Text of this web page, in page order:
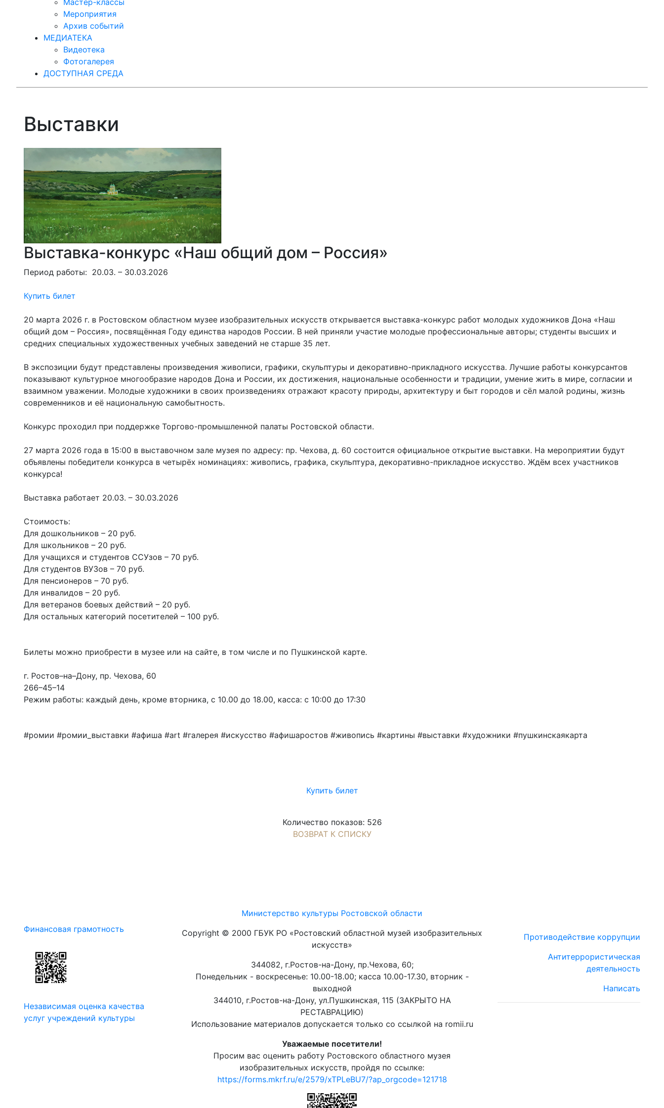
Мастер-классы
Мероприятия
Архив событий
МЕДИАТЕКА
Видеотека
Фотогалерея
ДОСТУПНАЯ СРЕДА
Выставки
Выставка-конкурс «Наш общий дом – Россия»
Период работы: 20.03. – 30.03.2026
Купить билет
20 марта 2026 г. в Ростовском областном музее изобразительных искусств открывается выставка-конкурс работ молодых художников Дона «Наш
общий дом – Россия», посвящённая Году единства народов России. В ней приняли участие молодые профессиональные авторы; студенты высших и
средних специальных художественных учебных заведений не старше 35 лет.
В экспозиции будут представлены произведения живописи, графики, скульптуры и декоративно-прикладного искусства. Лучшие работы конкурсантов
показывают культурное многообразие народов Дона и России, их достижения, национальные особенности и традиции, умение жить в мире, согласии и
взаимном уважении. Молодые художники в своих произведениях отражают красоту природы, архитектуру и быт городов и сёл малой родины, жизнь
современников и её национальную самобытность.
Конкурс проходил при поддержке Торгово-промышленной палаты Ростовской области.
27 марта 2026 года в 15:00 в выставочном зале музея по адресу: пр. Чехова, д. 60 состоится официальное открытие выставки. На мероприятии будут
объявлены победители конкурса в четырёх номинациях: живопись, графика, скульптура, декоративно-прикладное искусство. Ждём всех участников
конкурса!
Выставка работает 20.03. – 30.03.2026
Стоимость:
Для дошкольников – 20 руб.
Для школьников – 20 руб.
Для учащихся и студентов ССУзов – 70 руб.
Для студентов ВУЗов – 70 руб.
Для пенсионеров – 70 руб.
Для инвалидов – 20 руб.
Для ветеранов боевых действий – 20 руб.
Для остальных категорий посетителей – 100 руб.
Билеты можно приобрести в музее или на сайте, в том числе и по Пушкинской карте.
г. Ростов–на–Дону, пр. Чехова, 60
266–45–14
Режим работы: каждый день, кроме вторника, с 10.00 до 18.00, касса: с 10:00 до 17:30
#ромии #ромии_выставки #афиша #art #галерея #искусство #афишаростов #живопись #картины #выставки #художники #пушкинскаякарта
Купить билет
Количество показов: 526
ВОЗВРАТ К СПИСКУ
Финансовая грамотность
Независимая оценка качества
услуг учреждений культуры
Министерство культуры Ростовской области
Copyright © 2000 ГБУК РО «Ростовский областной музей изобразительных
искусств»
344082, г.Ростов-на-Дону, пр.Чехова, 60;
Понедельник - воскресенье: 10.00-18.00; касса 10.00-17.30, вторник -
выходной
344010, г.Ростов-на-Дону, ул.Пушкинская, 115 (ЗАКРЫТО НА
РЕСТАВРАЦИЮ)
Использование материалов допускается только со ссылкой на romii.ru
Уважаемые посетители!
Просим вас оценить работу Ростовского областного музея
изобразительных искусств, пройдя по ссылке:
https://forms.mkrf.ru/e/2579/xTPLeBU7/?ap_orgcode=121718
Противодействие коррупции
Антитеррористическая
деятельность
Написать